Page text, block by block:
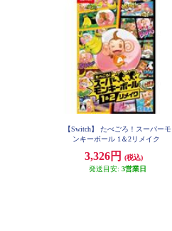
【Switch】 たべごろ！スーパーモ
ンキーボール 1＆2リメイク
3,326円
(税込)
発送目安: 3営業日